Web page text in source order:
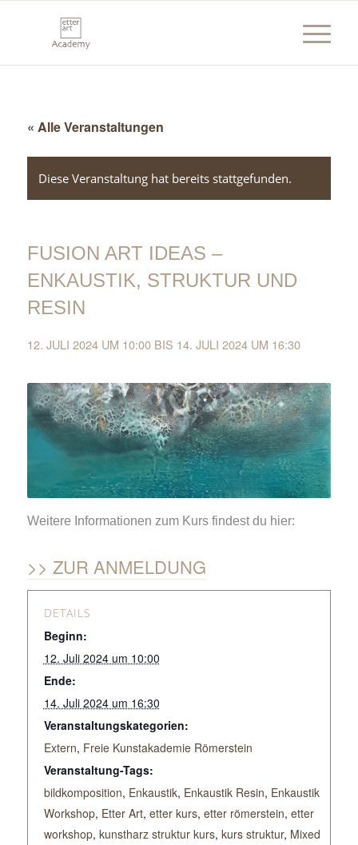
« Alle Veranstaltungen
Diese Veranstaltung hat bereits stattgefunden.
FUSION ART IDEAS –
ENKAUSTIK, STRUKTUR UND
RESIN
12. JULI 2024 UM 10:00BIS 14. JULI 2024 UM 16:30
Weitere Informationen zum Kurs findest du hier:
ZUR ANMELDUNG
DETAILS
Beginn:
12. Juli 2024 um 10:00
Ende:
14. Juli 2024 um 16:30
Veranstaltungskategorien:
Extern, Freie Kunstakademie Römerstein
Veranstaltung-Tags:
bildkomposition, Enkaustik, Enkaustik Resin, Enkaustik
Workshop, Etter Art, etter kurs, etter römerstein, etter
workshop, kunstharz struktur kurs, kurs struktur, Mixed